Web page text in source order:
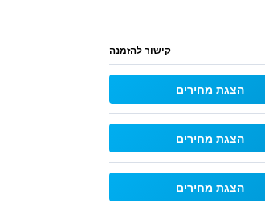
קישור להזמנה
הצגת מחירים
הצגת מחירים
הצגת מחירים